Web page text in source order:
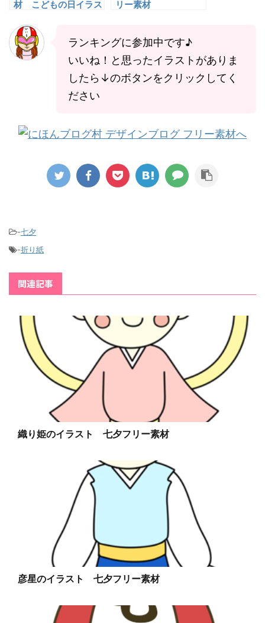
材 こどもの日イラス
リー素材
ランキングに参加中です♪
いいね！と思ったイラストがありま
したら↓のボタンをクリックしてく
ださい
-七夕
-折り紙
関連記事
織り姫のイラスト 七夕フリー素材
彦星のイラスト 七夕フリー素材